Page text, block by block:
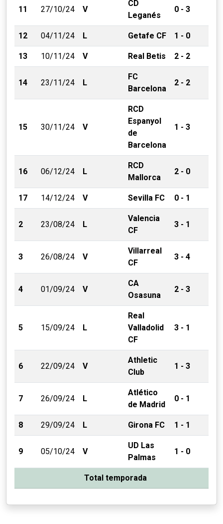
11 27/10/24 V
CD
Leganés
0 - 3
12 04/11/24 L Getafe CF 1 - 0
13 10/11/24 V Real Betis 2 - 2
14 23/11/24 L
FC
Barcelona
2 - 2
15 30/11/24 V
RCD
Espanyol
de
Barcelona
1 - 3
16 06/12/24 L
RCD
Mallorca
2 - 0
17 14/12/24 V Sevilla FC 0 - 1
2 23/08/24 L
Valencia
CF
3 - 1
3 26/08/24 V
Villarreal
CF
3 - 4
4 01/09/24 V
CA
Osasuna
2 - 3
5 15/09/24 L
Real
Valladolid
CF
3 - 1
6 22/09/24 V
Athletic
Club
1 - 3
7 26/09/24 L
Atlético
de Madrid
0 - 1
8 29/09/24 L Girona FC 1 - 1
9 05/10/24 V
UD Las
Palmas
1 - 0
Total temporada